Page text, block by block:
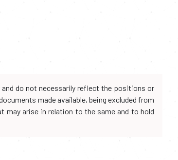
do not necessarily reflect the positions or
made available, being excluded from
may arise in relation to the same and to hold